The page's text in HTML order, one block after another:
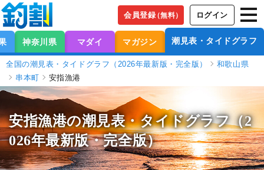
会員登録（無料） ログイン
神奈川県 マダイ マガジン 潮見表・タイドグラフ
全国の潮見表・タイドグラフ（2026年最新版・完全版）
和歌山県
串本町
安指漁港
安指漁港の潮見表・タイドグラフ（2
026年最新版・完全版）